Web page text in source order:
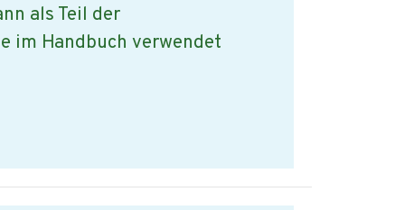
als Teil der
im Handbuch verwendet